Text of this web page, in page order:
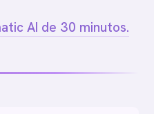
AI de 30 minutos.